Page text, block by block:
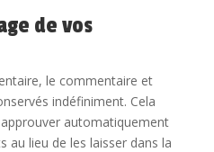
de vos
le commentaire et
indéfiniment. Cela
automatiquement
au lieu de les laisser dans la